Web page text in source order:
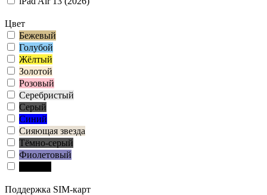
Цвет
Бежевый
Голубой
Жёлтый
Золотой
Розовый
Серебристый
Серый
Синий
Сияющая звезда
Тёмно-серый
Фиолетовый
Поддержка SIM-карт